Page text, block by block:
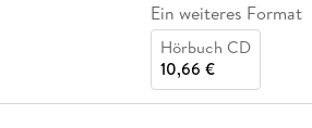
Ein weiteres Format
Hörbuch CD
10,66 €